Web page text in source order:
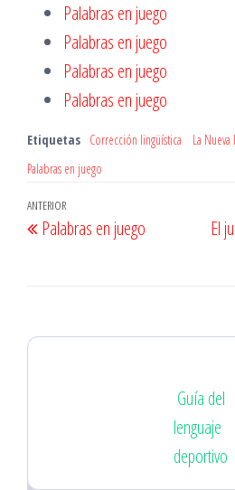
Palabras en juego
Palabras en juego
Palabras en juego
Palabras en juego
Etiquetas Corrección lingüística La Nueva
Palabras en juego
Navegación
de
Entrada
anterior
ANTERIOR
Palabras en juego
El
Guía del
lenguaje
deportivo